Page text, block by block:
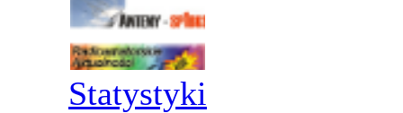
Statystyki